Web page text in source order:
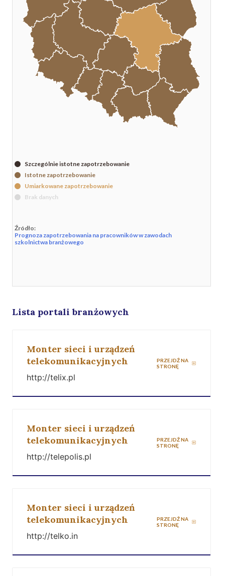
Szczególnie istotne zapotrzebowanie
Istotne zapotrzebowanie
Umiarkowane zapotrzebowanie
Brak danych
Źródło:
Prognoza zapotrzebowania na pracowników w zawodach
szkolnictwa branżowego
Lista portali branżowych
Monter sieci i urządzeń
telekomunikacyjnych
http://telix.pl
PRZEJDŹ NA
STRONĘ
Monter sieci i urządzeń
telekomunikacyjnych
http://telepolis.pl
PRZEJDŹ NA
STRONĘ
Monter sieci i urządzeń
telekomunikacyjnych
http://telko.in
PRZEJDŹ NA
STRONĘ